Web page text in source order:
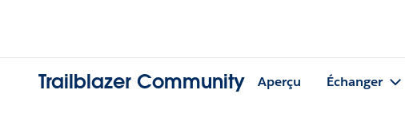
Trailblazer Community Aperçu Échanger